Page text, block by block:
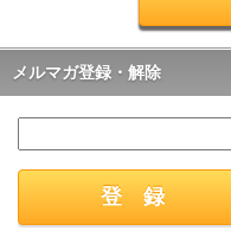
メルマガ登録・解除